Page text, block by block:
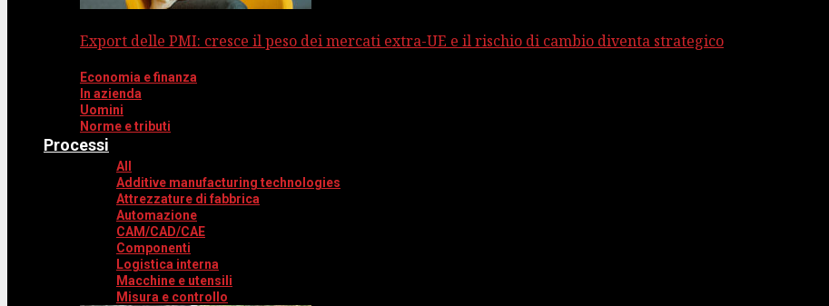
Export delle PMI: cresce il peso dei mercati extra-UE e il rischio di cambio diventa strategico
Economia e finanza
In azienda
Uomini
Norme e tributi
Processi
All
Additive manufacturing technologies
Attrezzature di fabbrica
Automazione
CAM/CAD/CAE
Componenti
Logistica interna
Macchine e utensili
Misura e controllo